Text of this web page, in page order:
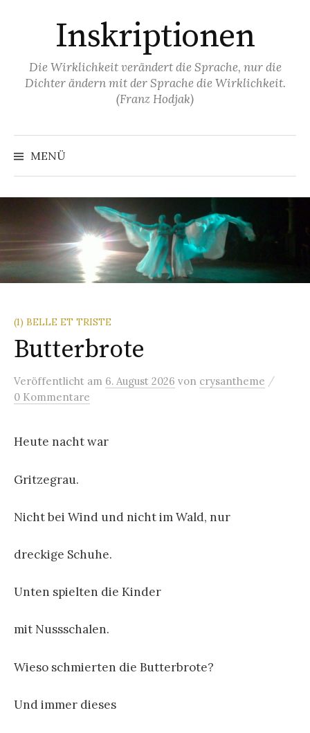
Inskriptionen
Die Wirklichkeit verändert die Sprache, nur die
Dichter ändern mit der Sprache die Wirklichkeit.
(Franz Hodjak)
MENÜ
(1) BELLE ET TRISTE
Butterbrote
Veröffentlicht am 6. August 2026 von crysantheme /
0 Kommentare
Heute nacht war
Gritzegrau.
Nicht bei Wind und nicht im Wald, nur
dreckige Schuhe.
Unten spielten die Kinder
mit Nussschalen.
Wieso schmierten die Butterbrote?
Und immer dieses